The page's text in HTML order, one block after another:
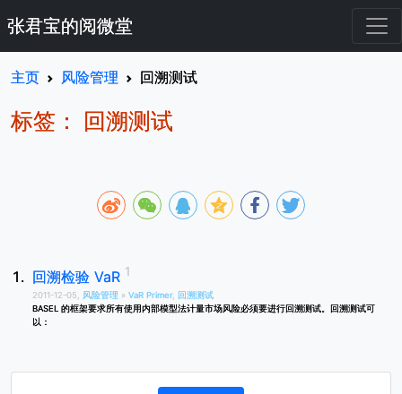
张君宝的阅微堂
主页 风险管理 回溯测试
标签： 回溯测试
回溯检验 VaR
2011-12-05, 风险管理 » VaR Primer,
回溯测试
BASEL 的框架要求所有使用内部模型法计量市场风险必须要进行回溯测试。回溯测试可
以：